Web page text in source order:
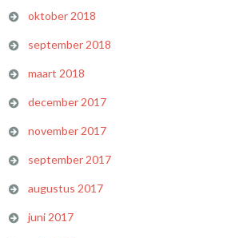
oktober 2018
september 2018
maart 2018
december 2017
november 2017
september 2017
augustus 2017
juni 2017